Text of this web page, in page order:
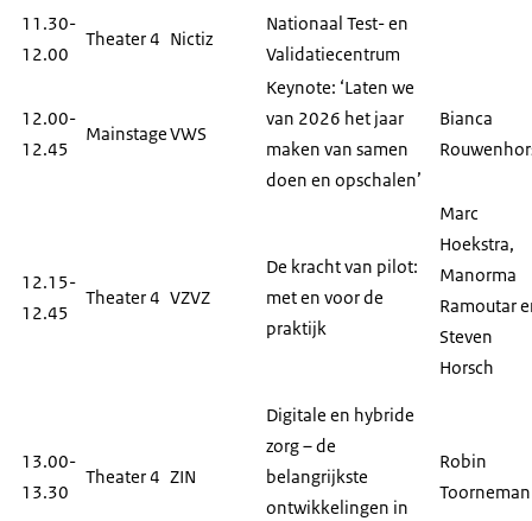
11.30-
12.00
Theater 4 Nictiz
Nationaal Test- en
Validatiecentrum
12.00-
12.45
MainstageVWS
Keynote: ‘Laten we
van 2026 het jaar
maken van samen
doen en opschalen’
Bianca
12.15-
12.45
Theater 4 VZVZ
De kracht van pilot:
met en voor de
praktijk
Marc
Hoekstra,
Manorma
Ramoutar
Steven
Horsch
13.00-
13.30
Theater 4 ZIN
Digitale en hybride
zorg – de
belangrijkste
ontwikkelingen in
Robin
Toorneman